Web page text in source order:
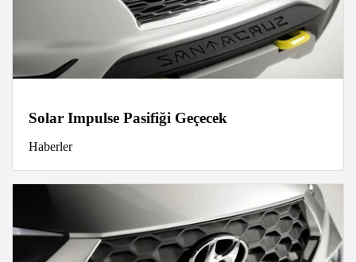
Solar Impulse Pasifiği Geçecek
Haberler